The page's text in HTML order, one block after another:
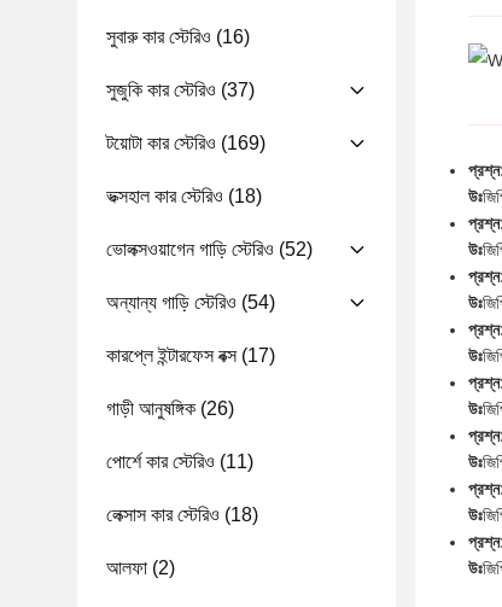
সুবারু কার স্টেরিও (16)
সুজুকি কার স্টেরিও (37)
টয়োটা কার স্টেরিও (169)
ভক্সহাল কার স্টেরিও (18)
ভোলক্সওয়াগেন গাড়ি স্টেরিও (52)
অন্যান্য গাড়ি স্টেরিও (54)
কারপ্লে ইন্টারফেস বক্স(17)
গাড়ী আনুষঙ্গিক (26)
পোর্শে কার স্টেরিও (11)
লেক্সাস কার স্টেরিও (18)
আলফা (2)
উঃ
উঃ
উঃ
উঃ
উঃ
উঃ
উঃ
উঃ